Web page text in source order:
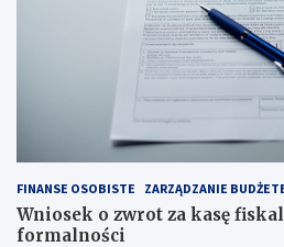
FINANSE OSOBISTE ZARZĄDZANIE
Wniosek o zwrot za kasę
formalności